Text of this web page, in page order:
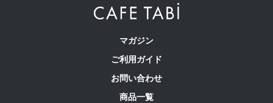
マガジン
ご利用ガイド
お問い合わせ
商品一覧